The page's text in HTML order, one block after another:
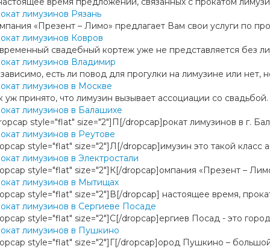
лимузинов Рязань
«Презент – Лимо» предлагает Вам свои услуги по
лимузинов Ковров
свадебный кортеж уже не представляется без
лимузинов Владимир
есть ли повод для прогулки на лимузине или нет,
лимузинов в Москве
уж принято, что лимузин вызывает ассоциации со
лимузинов в Балашихе
style="flat" size="2"]П[/dropcap]рокат лимузинов в г.
лимузинов в Реутове
style="flat" size="2"]Л[/dropcap]имузин это такой класс
лимузинов в Электростали
style="flat" size="2"]К[/dropcap]омпания «Презент –
лимузинов в Мытищах
style="flat" size="2"]В[/dropcap] настоящее время,
лимузинов в Сергиеве Посаде
style="flat" size="2"]С[/dropcap]ергиев Посад - это
лимузинов в Пушкино
style="flat" size="2"]Г[/dropcap]ород Пушкино –